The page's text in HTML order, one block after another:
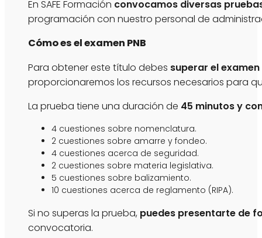
En SAFE Formación convocamos diversas
programación con nuestro personal de
Cómo es el examen PNB
Para obtener este título debes superar el
proporcionaremos los recursos necesarios para
La prueba tiene una duración de 45 minutos y
4 cuestiones sobre nomenclatura.
2 cuestiones sobre amarre y fondeo.
4 cuestiones acerca de seguridad.
2 cuestiones sobre materia legislativa.
5 cuestiones sobre balizamiento.
10 cuestiones acerca de reglamento (RIPA).
Si no superas la prueba, puedes presentarte de
convocatoria.